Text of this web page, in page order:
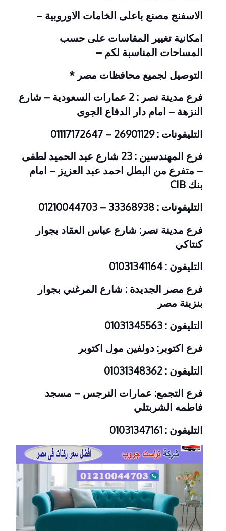
الاسفنج مصنع باعلى الخامات الاوروبية –
امكانية تغيير المقاسات على حسب
المساحات المناسبة لكم –
التوصيل لجميع محافظات مصر *
فرع مدينة نصر : 2 عمارات السعودية – شارع
النزهة – امام دار الدفاع الجوى
التليفونات : 26901129 – 01117172647
فرع المهندسين : 23 شارع عبد الحميد لطفى
– متفرع من البطل احمد عبد العزيز – امام
بنك CIB
التليفونات : 33368938 – 01210044703
فرع مدينة نصر: شارع عباس العقاد بجوار
كنتاكي
التليفون : 01031341164
فرع مصر الجديدة : شارع المرغني بجوار
بنزينة مصر
التليفون : 01031345563
فرع اكتوبر: دولفين مول اكتوبر
التليفون : 01031348362
فرع التجمع: عمارات النرجس – مسجد
فاطمه الشربتلي
التليفون : 01031347161